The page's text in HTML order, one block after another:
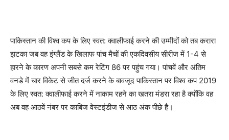
पाकिस्तान की विश्व कप के लिए स्वत: क्वालीफाई करने की उम्मीदों को तब करारा
झटका जब वह इंग्लैंड के खिलाफ पांच मैचों की एकदिवसीय सीरीज में 1-4 से
हारने के कारण अपनी सबसे कम रेटिंग 86 पर पहुंच गया। पांचवें और अंतिम
वनडे में चार विकेट से जीत दर्ज करने के बावजूद पाकिस्तान पर विश्व कप 2019
के लिए स्वत: क्वालीफाई करने में नाकाम रहने का खतरा मंडरा रहा है क्योंकि वह
अब वह आठवें नंबर पर काबिज वेस्टइंडीज से आठ अंक पीछे है।